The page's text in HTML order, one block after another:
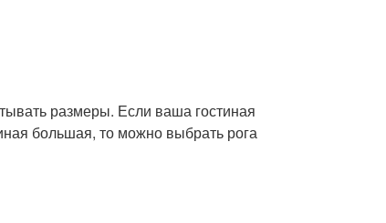
размеры. Если ваша гостиная
большая, то можно выбрать рога